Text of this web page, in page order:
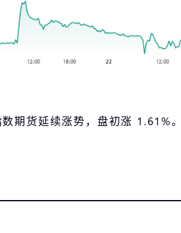
期货延续涨势，盘初涨 1.61%。